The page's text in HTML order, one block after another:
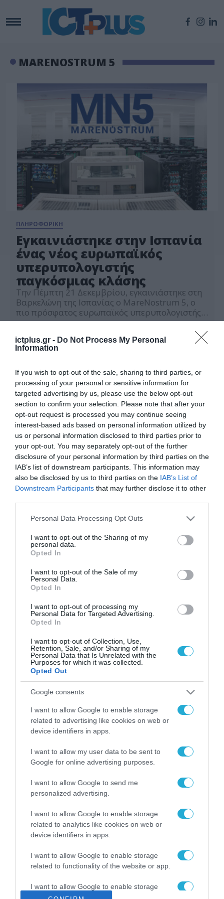
ictplus.gr - Do Not Process My Personal
Information
If you wish to opt-out of the sale, sharing to third parties, or
processing of your personal or sensitive information for
targeted advertising by us, please use the below opt-out
section to confirm your selection. Please note that after your
opt-out request is processed you may continue seeing
interest-based ads based on personal information utilized by
us or personal information disclosed to third parties prior to
your opt-out. You may separately opt-out of the further
disclosure of your personal information by third parties on the
IAB’s list of downstream participants. This information may
also be disclosed by us to third parties on the IAB’s List of
Downstream Participants that may further disclose it to other
Please note that this website/app uses one or more Google
not limited to your visit or usage behaviour. You may click to
grant or deny consent to Google and its third-party tags to
use your data for below specified purposes in below Google
consent section.
Personal Data Processing Opt Outs
I want to opt-out of the Sharing of my
personal data.
Opted In
I want to opt-out of the Sale of my
Personal Data.
Opted In
I want to opt-out of processing my
Personal Data for Targeted Advertising.
Opted In
I want to opt-out of Collection, Use,
Retention, Sale, and/or Sharing of my
Personal Data that Is Unrelated with the
Purposes for which it was collected.
Opted Out
Google consents
I want to allow Google to enable storage
related to advertising like cookies on web or
device identifiers in apps.
I want to allow my user data to be sent to
Google for online advertising purposes.
I want to allow Google to send me
personalized advertising.
I want to allow Google to enable storage
related to analytics like cookies on web or
device identifiers in apps.
I want to allow Google to enable storage
related to functionality of the website or app.
I want to allow Google to enable storage
related to personalization.
MARENOSTRUM 5
ΠΛΗΡΟΦΟΡΙΚΗ
Εγκαινιάστηκε στην Ισπανία
ένας νέος ευρωπαϊκός
υπερυπολογιστής
παγκόσμιας κλάσης
Την Πέμπτη 21 Δεκεμβρίου, εγκαινιάστηκε στη
Βαρκελώνη της Ισπανίας ο MareNostrum 5, ο
πιο πρόσφατος ευρωπαϊκός υπερυπολογιστής
παγκόσμιας κλάσης. Συγκαταλέγεται επί του
υπερυπολογιστές στον κόσμο, φιλοξενείται στο
κέντρο υπερυπολογιστικής της Βαρκελώνης και
Ευρωπαίων χρηστών από τους κλάδους της
επιστήμης και της βιομηχανίας από τον Μάρτιο
[…]
ΡΟΗ ΕΙΔΗΣΕΩΝ
Το χρηματοδοτούμενο
από την ΕΕ έργο “The
Gaming Police”
ενισχύει την ασφάλεια
των παιδιών στο
διαδίκτυο
31.07.2026
ΑΑΔΕ: Διευκρινίσεις
για τα πρόστιμα σε
αφορούν τους ΦΗΜ
Σ. Καλαφάτης: «Η
Τεχνητή Νοημοσύνη
δεν είναι απλώς μια
μια νέα βιομηχανική
επανάσταση»
Νέος οδηγός του ΕΚΤ
των ελληνικών